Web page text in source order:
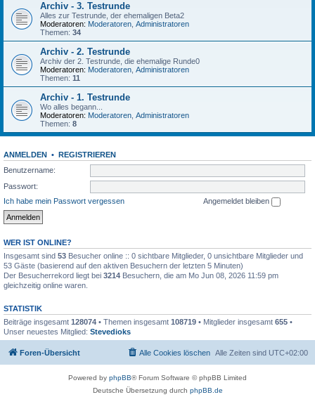
Archiv - 3. Testrunde
Alles zur Testrunde, der ehemaligen Beta2
Moderatoren: Moderatoren Administratoren
Themen: 34
Archiv - 2. Testrunde
Archiv der 2. Testrunde, die ehemalige Runde0
Moderatoren: Moderatoren Administratoren
Themen: 11
Archiv - 1. Testrunde
Wo alles begann...
Moderatoren: Moderatoren Administratoren
Themen: 8
ANMELDEN • REGISTRIEREN
Benutzername:
Passwort:
Ich habe mein Passwort vergessen
Angemeldet bleiben
WER IST ONLINE?
Insgesamt sind 53 Besucher online :: 0 sichtbare Mitglieder, 0 unsichtbare Mitglieder und
53 Gäste (basierend auf den aktiven Besuchern der letzten 5 Minuten)
Der Besucherrekord liegt bei 3214 Besuchern, die am Mo Jun 08, 2026 11:59 pm
gleichzeitig online waren.
STATISTIK
Beiträge insgesamt 128074 • Themen insgesamt 108719 • Mitglieder insgesamt 655 •
Unser neuestes Mitglied: Stevedioks
Foren-Übersicht Alle Zeiten sind UTC+02:00
Alle Cookies löschen
Powered by phpBB® Forum Software © phpBB Limited
Deutsche Übersetzung durch phpBB.de